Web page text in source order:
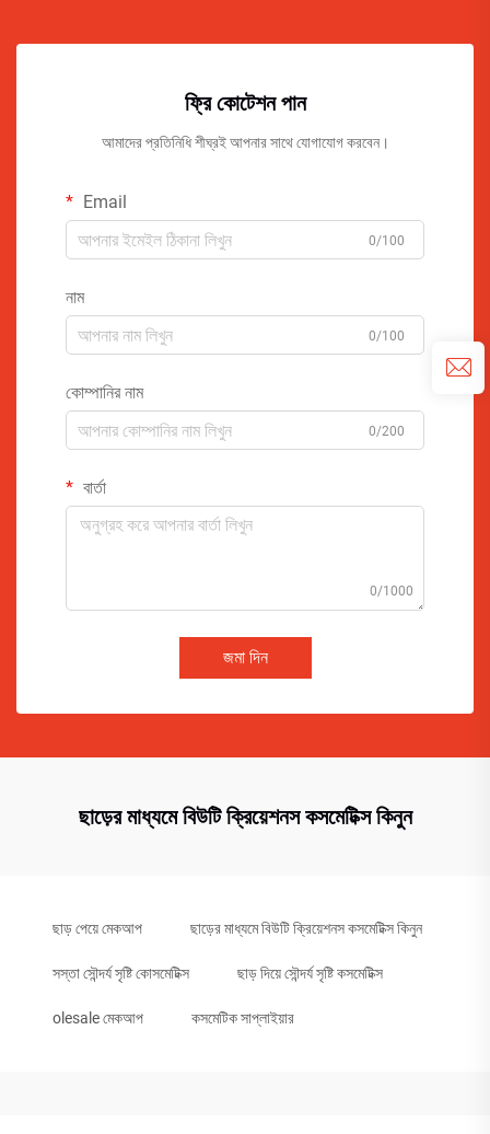
ফ্রি কোটেশন পান
আমাদের প্রতিনিধি শীঘ্রই আপনার সাথে যোগাযোগ করবেন।
Email
0/100
নাম
0/100
কোম্পানির নাম
0/200
বার্তা
0/1000
জমা দিন
ছাড়ের মাধ্যমে বিউটি ক্রিয়েশনস কসমেটিক্স কিনুন
ছাড় পেয়ে মেকআপ ছাড়ের মাধ্যমে বিউটি ক্রিয়েশনস কসমেটিক্স কিনুন
সস্তা সৌন্দর্য সৃষ্টি কোসমেটিক্স ছাড় দিয়ে সৌন্দর্য সৃষ্টি কসমেটিক্স
olesale মেকআপ কসমেটিক সাপ্লাইয়ার